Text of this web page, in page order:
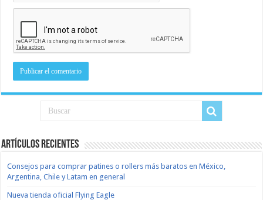
Artículos recientes
Consejos para comprar patines o rollers más baratos en México,
Argentina, Chile y Latam en general
Nueva tienda oficial Flying Eagle